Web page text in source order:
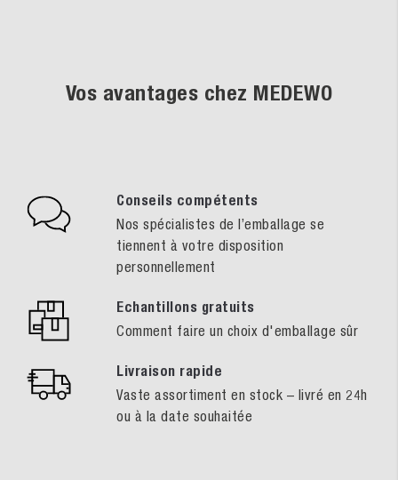
Vos avantages chez MEDEWO
Conseils compétents
Nos spécialistes de l’emballage se
tiennent à votre disposition
personnellement
Echantillons gratuits
Comment faire un choix d'emballage sûr
Livraison rapide
Vaste assortiment en stock – livré en 24h
ou à la date souhaitée